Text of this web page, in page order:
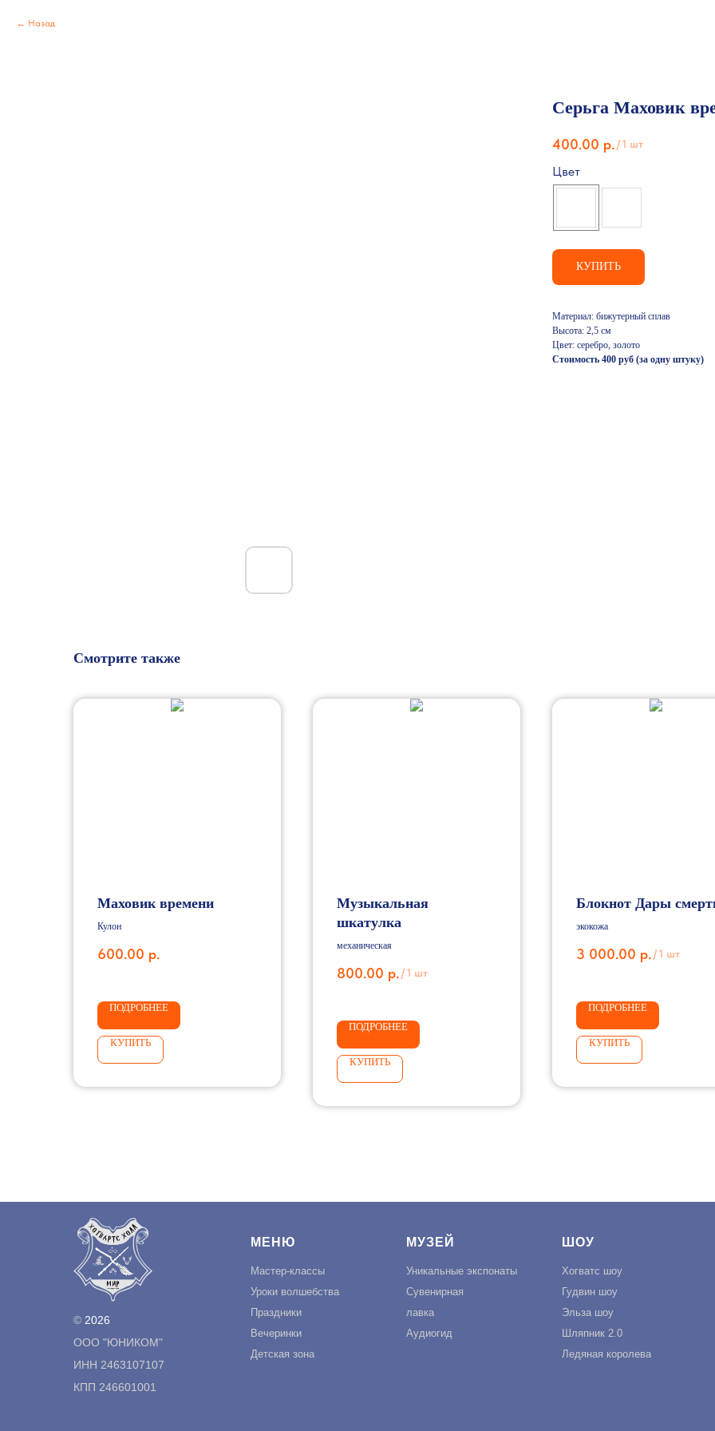
Назад
Серьга Маховик
400.00 р./1 шт
Цвет
КУПИТЬ
Материал: бижутерный сплав
Высота: 2,5 см
Цвет: серебро, золото
Стоимость 400 руб (за одну штуку)
Смотрите также
Маховик времени
Кулон
600.00 р.
ПОДРОБНЕЕ
КУПИТЬ
Музыкальная
шкатулка
механическая
800.00 р./1 шт
ПОДРОБНЕЕ
КУПИТЬ
Блокнот Дары
экокожа
3 000.00 р./1 шт
ПОДРОБНЕЕ
КУПИТЬ
МЕНЮ
© 2026
ООО "ЮНИКОМ"
ИНН 2463107107
КПП 246601001
МУЗЕЙ ШОУ
Хогватс шоу
Гудвин шоу
Эльза шоу
Шляпник 2.0
Ледяная королева
Уникальные экспонаты
Сувенирная
лавка
Аудиогид
Мастер-классы
Уроки волшебства
Праздники
Вечеринки
Детская зона